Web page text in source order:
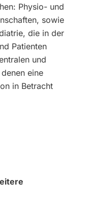
Physio- und
sowie
die in der
Patienten
und
eine
in Betracht